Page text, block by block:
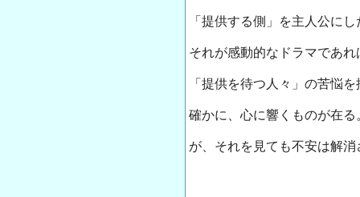
「提供する側」を主人公に
それが感動的なドラマであ
「提供を待つ人々」の苦悩
確かに、心に響くものが在る
が、それを見ても不安は解